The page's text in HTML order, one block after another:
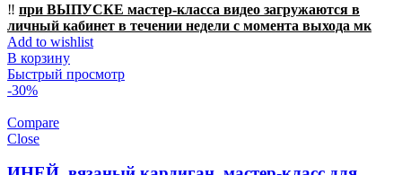
‼️ при ВЫПУСКЕ мастер-класса видео загружаются в
личный кабинет в течении недели с момента выхода мк
Add to wishlist
В корзину
Быстрый просмотр
-30%
Compare
Close